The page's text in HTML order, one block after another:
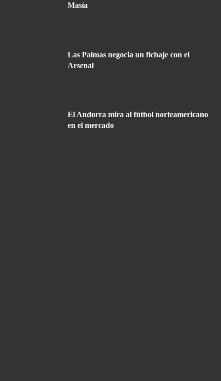
Masía
Las Palmas negocia un fichaje con el
Arsenal
El Andorra mira al fútbol norteamericano
en el mercado